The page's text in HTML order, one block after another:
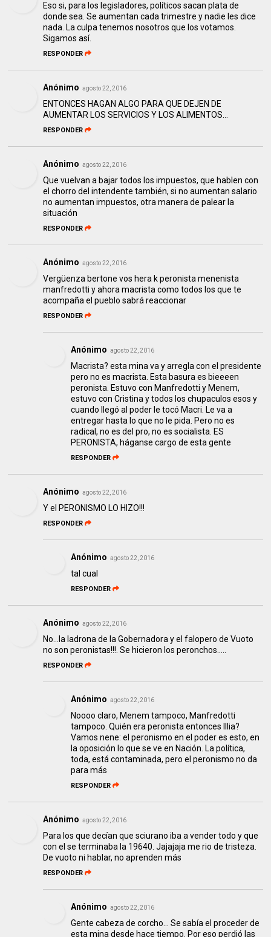
Eso si, para los legisladores, políticos sacan plata de
donde sea. Se aumentan cada trimestre y nadie les dice
nada. La culpa tenemos nosotros que los votamos.
Sigamos así.
RESPONDER
Anónimo agosto 22, 2016
ENTONCES HAGAN ALGO PARA QUE DEJEN DE
AUMENTAR LOS SERVICIOS Y LOS ALIMENTOS...
RESPONDER
Anónimo agosto 22, 2016
Que vuelvan a bajar todos los impuestos, que hablen con
el chorro del intendente también, si no aumentan salario
no aumentan impuestos, otra manera de palear la
situación
RESPONDER
Anónimo agosto 22, 2016
Vergüenza bertone vos hera k peronista menenista
manfredotti y ahora macrista como todos los que te
acompaña el pueblo sabrá reaccionar
RESPONDER
Anónimo agosto 22, 2016
Macrista? esta mina va y arregla con el presidente
pero no es macrista. Esta basura es bieeeen
peronista. Estuvo con Manfredotti y Menem,
estuvo con Cristina y todos los chupaculos esos y
cuando llegó al poder le tocó Macri. Le va a
entregar hasta lo que no le pida. Pero no es
radical, no es del pro, no es socialista. ES
PERONISTA, háganse cargo de esta gente
RESPONDER
Anónimo agosto 22, 2016
Y el PERONISMO LO HIZO!!!
RESPONDER
Anónimo agosto 22, 2016
tal cual
RESPONDER
Anónimo agosto 22, 2016
No...la ladrona de la Gobernadora y el falopero de Vuoto
no son peronistas!!!. Se hicieron los peronchos.....
RESPONDER
Anónimo agosto 22, 2016
Noooo claro, Menem tampoco, Manfredotti
tampoco. Quién era peronista entonces Illia?
Vamos nene: el peronismo en el poder es esto, en
la oposición lo que se ve en Nación. La política,
toda, está contaminada, pero el peronismo no da
para más
RESPONDER
Anónimo agosto 22, 2016
Para los que decían que sciurano iba a vender todo y que
con el se terminaba la 19640. Jajajaja me rio de tristeza.
De vuoto ni hablar, no aprenden más
RESPONDER
Anónimo agosto 22, 2016
Gente cabeza de corcho... Se sabía el proceder de
esta mina desde hace tiempo. Por eso perdió las